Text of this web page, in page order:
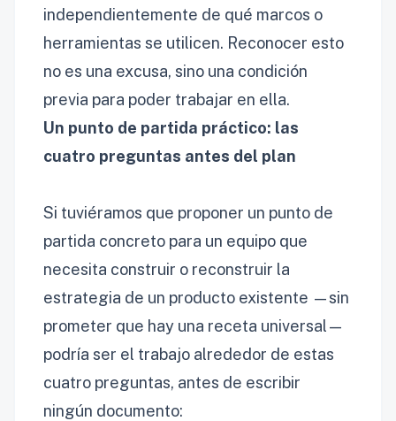
independientemente de qué marcos o
herramientas se utilicen. Reconocer esto
no es una excusa, sino una condición
previa para poder trabajar en ella.
Un punto de partida práctico: las
cuatro preguntas antes del plan
Si tuviéramos que proponer un punto de
partida concreto para un equipo que
necesita construir o reconstruir la
estrategia de un producto existente —sin
prometer que hay una receta universal—
podría ser el trabajo alrededor de estas
cuatro preguntas, antes de escribir
ningún documento: